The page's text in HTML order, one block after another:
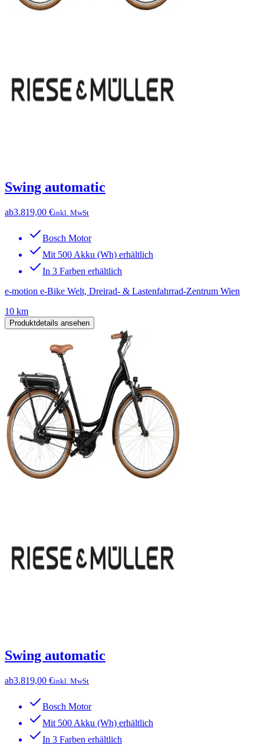
Swing automatic
ab3.819,00 €inkl. MwSt
Bosch Motor
Mit 500 Akku (Wh) erhältlich
In 3 Farben erhältlich
e-motion e-Bike Welt, Dreirad- & Lastenfahrrad-Zentrum Wien
10 km
Produktdetails ansehen
Swing automatic
ab3.819,00 €inkl. MwSt
Bosch Motor
Mit 500 Akku (Wh) erhältlich
In 3 Farben erhältlich